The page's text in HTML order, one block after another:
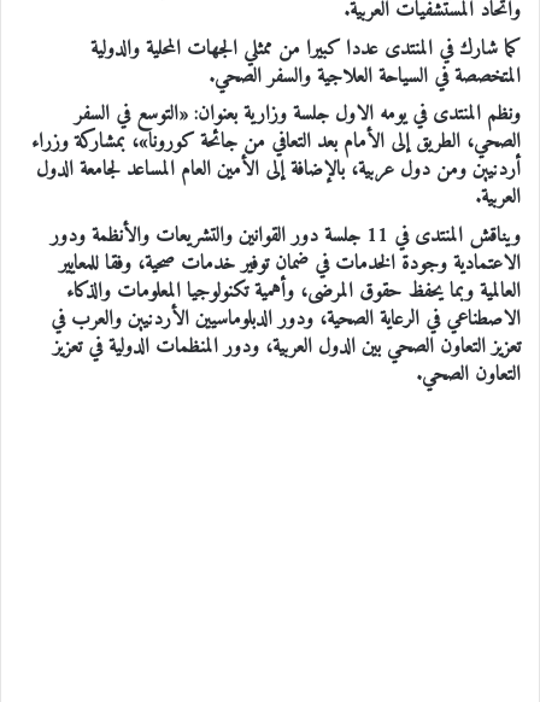
واتحاد المستشفيات العربية.
كما شارك في المنتدى عددا كبيرا من ممثلي الجهات المحلية والدولية
المتخصصة في السياحة العلاجية والسفر الصحي.
ونظم المنتدى في يومه الاول جلسة وزارية بعنوان: «التوسع في السفر
الصحي، الطريق إلى الأمام بعد التعافي من جائحة كورونا»، بمشاركة وزراء
أردنيين ومن دول عربية، بالإضافة إلى الأمين العام المساعد لجامعة الدول
العربية.
ويناقش المنتدى في 11 جلسة دور القوانين والتشريعات والأنظمة ودور
الاعتمادية وجودة الخدمات في ضمان توفير خدمات صحية، وفقا للمعايير
العالمية وبما يحفظ حقوق المرضى، وأهمية تكنولوجيا المعلومات والذكاء
الاصطناعي في الرعاية الصحية، ودور الدبلوماسيين الأردنيين والعرب في
تعزيز التعاون الصحي بين الدول العربية، ودور المنظمات الدولية في تعزيز
التعاون الصحي.